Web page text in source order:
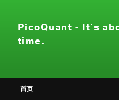
PicoQuant - It's
time.
首页